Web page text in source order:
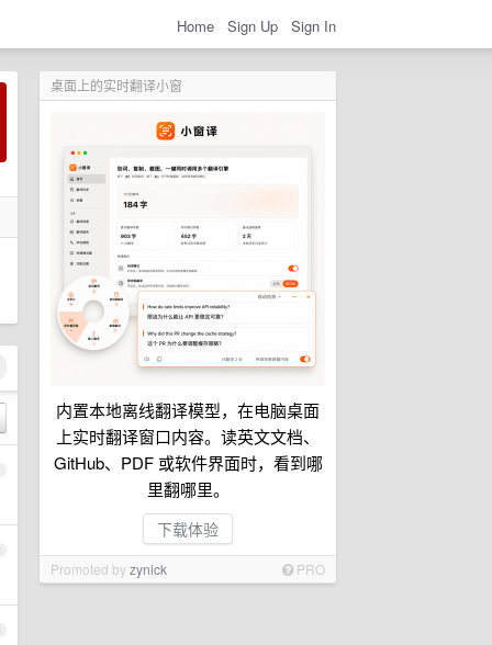
Home Sign Up Sign In
桌面上的实时翻译小窗
内置本地离线翻译模型，在电脑桌面
上实时翻译窗口内容。读英文文档、
GitHub、PDF 或软件界面时，看到哪
里翻哪里。
下载体验
Promoted byzynick PRO